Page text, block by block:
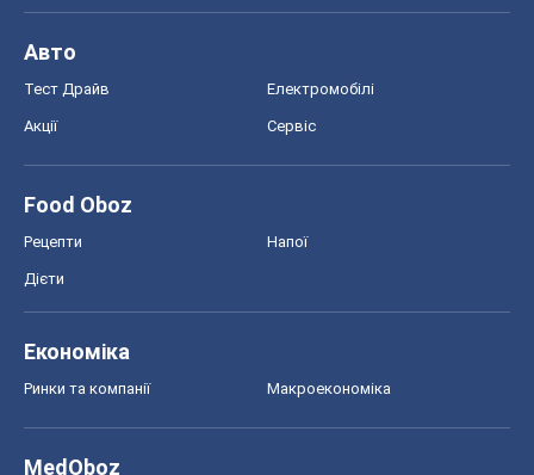
Авто
Тест Драйв Електромобілі
Акції Сервіс
Food Oboz
Рецепти Напої
Дієти
Економіка
Ринки та компанії Макроекономіка
MedOboz